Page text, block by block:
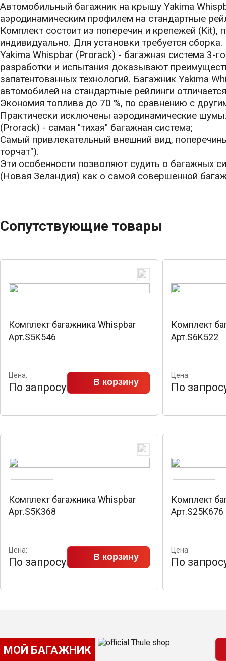
Автомобильный багажник на крышу Yakima
аэродинамическим профилем на стандартные
Комплект состоит из поперечин и крепежей
индивидуально. Для установки требуется сборка.
Yakima Whispbar (Prorack) - багажная система 3-
разработки и испытания доказывают
запатентованных технологий. Багажник Yakima
автомобилей на стандартные рейлинги
Экономия топлива до 70 %, по сравнению с
Практически исключены аэродинамические
(Prorack) - самая "тихая" багажная система;
Самый привлекательный внешний вид,
торчат").
Эти особенности позволяют судить о багажных
(Новая Зеландия) как о самой совершенной
Сопутствующие товары
Комплект багажника Whispbar
Арт.S5K546
Цена:
По запросу В корзину
Комплект
Арт.S6K522
Цена:
По
Комплект багажника Whispbar
Арт.S5K368
Цена:
По запросу В корзину
Комплект
Арт.S25K676
Цена:
По
МОЙ БАГАЖНИК